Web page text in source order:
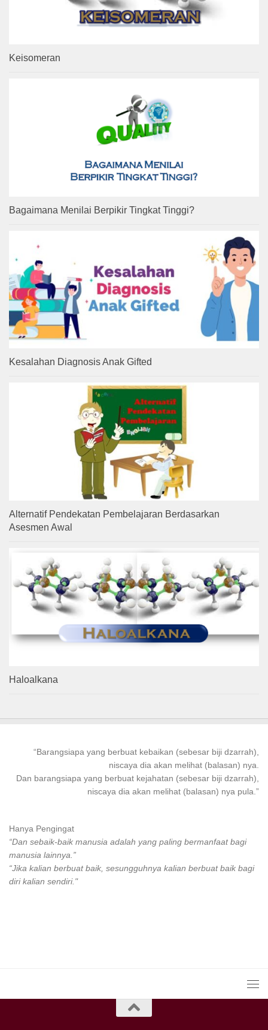
Keisomeran
Bagaimana Menilai Berpikir Tingkat Tinggi?
Kesalahan Diagnosis Anak Gifted
Alternatif Pendekatan Pembelajaran Berdasarkan
Asesmen Awal
Haloalkana
“Barangsiapa yang berbuat kebaikan (sebesar biji dzarrah),
niscaya dia akan melihat (balasan) nya.
Dan barangsiapa yang berbuat kejahatan (sebesar biji dzarrah),
niscaya dia akan melihat (balasan) nya pula.”
Hanya Pengingat
“Dan sebaik-baik manusia adalah yang paling bermanfaat bagi
manusia lainnya.”
“Jika kalian berbuat baik, sesungguhnya kalian berbuat baik bagi
diri kalian sendiri."